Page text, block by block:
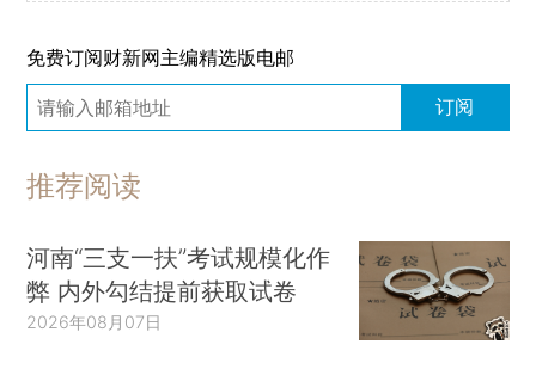
免费订阅财新网主编精选版电邮
订阅
推荐阅读
河南“三支一扶”考试规模化作
弊 内外勾结提前获取试卷
2026年08月07日